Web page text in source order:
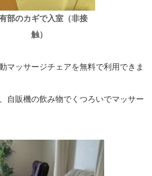
部のカギで入室（非接
触）
マッサージチェアを無料で利用できま
自販機の飲み物でくつろいでマッサー